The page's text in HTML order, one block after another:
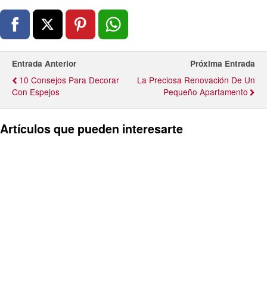
Entrada Anterior
10 Consejos Para Decorar
Con Espejos
Próxima Entrada
La Preciosa Renovación De Un
Pequeño Apartamento
Artículos que pueden interesarte